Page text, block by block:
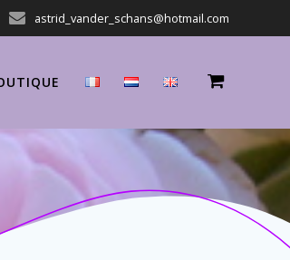
astrid_vander_schans@hotmail.com